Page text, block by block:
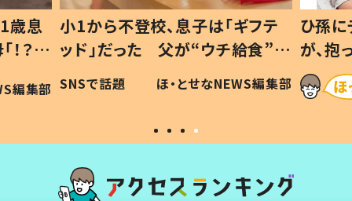
歳息
？」
編集部
小1から不登校、息子は「ギフテ
ッド」だった 父が“ウチ給食”を
作り続ける理由とは #令和の親
#令和の子
SNSで話題 ほ・とせなNEWS編集部
ひ孫
が、
「涙が
い」